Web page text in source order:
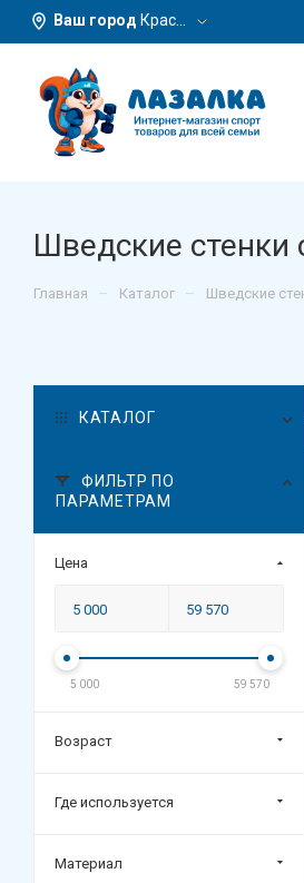
Ваш город Краснодар
Шведские стенки
Главная – Каталог – Шведские
КАТАЛОГ
ФИЛЬТР ПО
ПАРАМЕТРАМ
Цена
5 000 59 570
Возраст
Где используется
Материал